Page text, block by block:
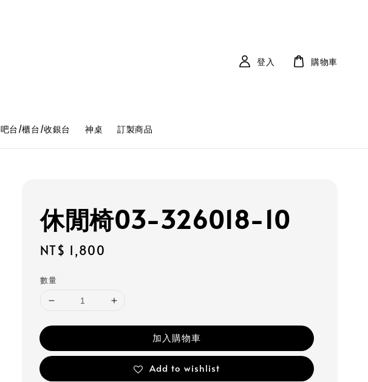
吧台/櫃台/收銀台 神桌 訂製商品
登入 購物車
休閒椅03-326018-10
Regular
NT$ 1,800
數量
加入購物車
Add to wishlist